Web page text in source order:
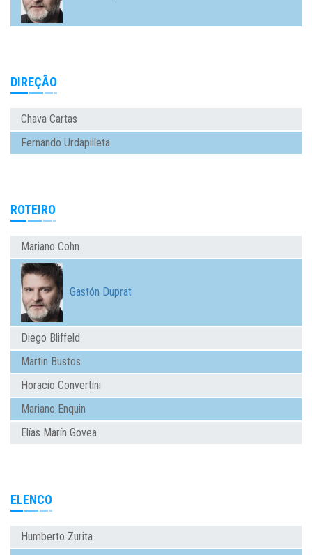
DIREÇÃO
Chava Cartas
Fernando Urdapilleta
ROTEIRO
Mariano Cohn
Gastón Duprat
Diego Bliffeld
Martin Bustos
Horacio Convertini
Mariano Enquin
Elías Marín Govea
ELENCO
Humberto Zurita